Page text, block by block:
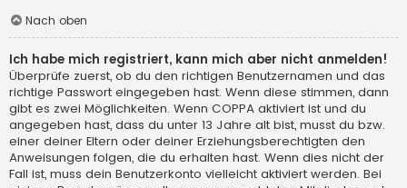
Nach oben
Ich habe mich registriert, kann mich aber nicht anmelden!
Überprüfe zuerst, ob du den richtigen Benutzernamen und das
richtige Passwort eingegeben hast. Wenn diese stimmen, dann
gibt es zwei Möglichkeiten. Wenn COPPA aktiviert ist und du
angegeben hast, dass du unter 13 Jahre alt bist, musst du bzw.
einer deiner Eltern oder deiner Erziehungsberechtigten den
Anweisungen folgen, die du erhalten hast. Wenn dies nicht der
Fall ist, muss dein Benutzerkonto vielleicht aktiviert werden. Bei